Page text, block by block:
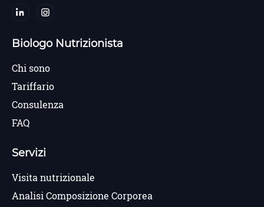
Biologo Nutrizionista
Chi sono
Tariffario
Consulenza
FAQ
Servizi
Visita nutrizionale
Analisi Composizione Corporea